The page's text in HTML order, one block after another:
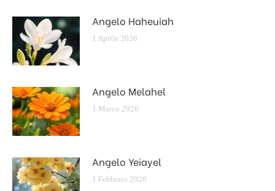
Angelo Haheuiah
1 Aprile 2026
Angelo Melahel
1 Marzo 2026
Angelo Yeiayel
1 Febbraio 2026